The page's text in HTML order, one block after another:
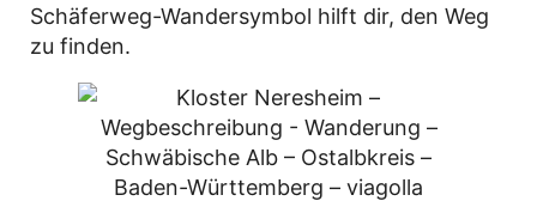
Schäferweg-Wandersymbol hilft dir, den Weg
zu finden.